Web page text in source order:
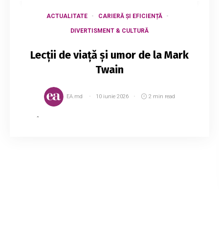
ACTUALITATE CARIERĂ ȘI EFICIENȚĂ
DIVERTISMENT & CULTURĂ
Lecții de viață și umor de la Mark
Twain
EA.md 10 iunie 2026 2 min read